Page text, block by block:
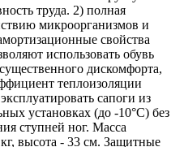
труда. 2) полная
микроорганизмов и
свойства
использовать обувь
дискомфорта,
теплоизоляции
сапоги из
установках (до -10°С) без
ступней ног. Масса
высота - 33 см. Защитные